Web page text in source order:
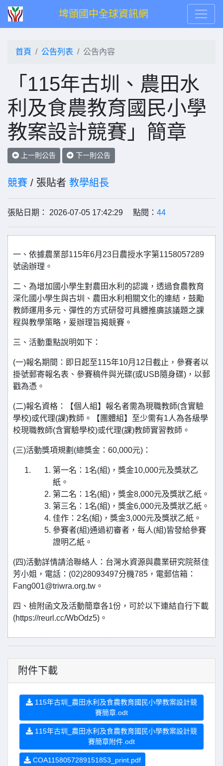
埤頭國中全球資訊網
首頁 公告列表 公告內容
「115年古圳、農田水
利及食農教育國民小學
教案設計競賽」簡章
上一則公告 下一則公告
競賽 / 張貼者 教學組長
張貼日期： 2026-07-05 17:42:29 點閱： 44
一、依據農業部115年6月23日農授水字第1158057289
號函辦理。
二、為增加國小學生對農田水利的認識，透過食農教育
深化國小學生與古圳、農田水利相關文化的連結，鼓勵
教師運用多元、彈性的方式研發可具體推廣該議題之課
程與教學策略，爰辦理旨揭競賽。
三、活動重點說明如下：
(一)報名期間：即日起至115年10月12日截止，參賽者以
掛號郵寄報名表、參賽稿件與光碟(或USB隨身碟)，以郵
戳為憑。
(二)報名資格：【個人組】報名者需為現職教師(含實驗
學校)或代理(課)教師。【團體組】至少需有1人為各級學
校現職教師(含實驗學校)或代理(課)教師實習教師。
(三)活動獎項規劃(總獎金：60,000元)：
第一名：1名(組)，獎金10,000元及獎狀乙
紙。
第二名：1名(組)，獎金8,000元及獎狀乙紙。
第三名：1名(組)，獎金6,000元及獎狀乙紙。
佳作：2名(組)，獎金3,000元及獎狀乙紙。
參賽者(組)通過初審者，每人(組)皆發給參賽
證明乙紙。
(四)活動詳情請洽聯絡人：台灣水資源與農業研究院蔡佳
芳小姐，電話：(02)28093497分機785，電郵信箱：
Fang001@triwra.org.tw。
四、檢附函文及活動簡章各1份，可於以下連結自行下載
(https://reurl.cc/WbOdz5)。
附件下載
115年古圳_農田水利及食農教育國民小學教案設計競
賽簡章.odt
115年古圳_農田水利及食農教育國民小學教案設計競
賽簡章附件.odt
COA1158057289151853_print.pdf